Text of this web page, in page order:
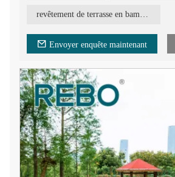
directement en usine, prix compétitif et
Nouveau matériau pour plancher en
bambou sans formaldéhyde, produits de
revêtement de terrasse en bambou naturel
Envoyer enquête maintenant